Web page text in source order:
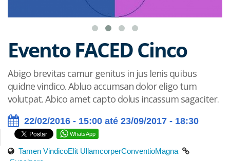
Evento FACED Cinco
Abigo brevitas camur genitus in jus lenis quibus
quidne vindico. Abluo accumsan dolor eligo tum
volutpat. Abico amet capto dolus incassum sagaciter.
22/02/2016 - 15:00 até 23/09/2017 - 18:30
WhatsApp
Tamen VindicoElit UllamcorperConventioMagna